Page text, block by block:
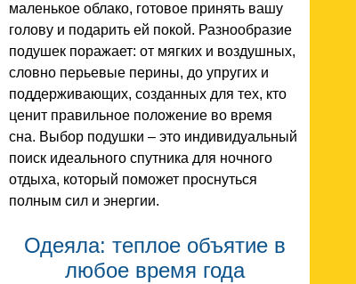
маленькое облако, готовое принять вашу
голову и подарить ей покой. Разнообразие
подушек поражает: от мягких и воздушных,
словно перьевые перины, до упругих и
поддерживающих, созданных для тех, кто
ценит правильное положение во время
сна. Выбор подушки – это индивидуальный
поиск идеального спутника для ночного
отдыха, который поможет проснуться
полным сил и энергии.
Одеяла: теплое объятие в
любое время года